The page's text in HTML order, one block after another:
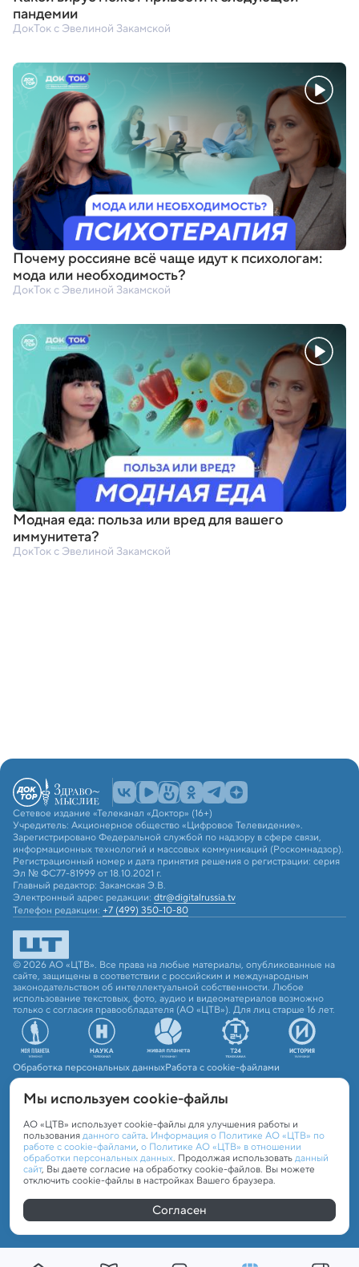
пандемии
ДокТок с Эвелиной Закамской
Почему россияне всё чаще идут к психологам:
мода или необходимость?
ДокТок с Эвелиной Закамской
Модная еда: польза или вред для вашего
иммунитета?
ДокТок с Эвелиной Закамской
Сетевое издание «Телеканал «Доктор» (16+)
Учредитель: Акционерное общество «Цифровое Телевидение».
Зарегистрировано Федеральной службой по надзору в сфере связи,
информационных технологий и массовых коммуникаций (Роскомнадзор).
Регистрационный номер и дата принятия решения о регистрации: серия
Эл № ФС77-81999 от 18.10.2021 г.
Главный редактор: Закамская Э.В.
Электронный адрес редакции: dtr@digitalrussia.tv
Телефон редакции: +7 (499) 350-10-80
© 2026 АО «ЦТВ». Все права на любые материалы, опубликованные на
сайте, защищены в соответствии с российским и международным
законодательством об интеллектуальной собственности. Любое
использование текстовых, фото, аудио и видеоматериалов возможно
только с согласия правообладателя (АО «ЦТВ»). Для лиц старше 16 лет.
Обработка персональных данныхРабота с cookie-файлами
Мы используем сookie-файлы
АО «ЦТВ» использует cookie-файлы для улучшения работы и
пользованияданного сайта. Информация о Политике АО «ЦТВ» по
работе с cookie-файлами, о Политике АО «ЦТВ» в отношении
обработки персональных данных. Продолжая использоватьданный
сайт, Вы даете согласие на обработку cookie-файлов. Вы можете
отключить cookie-файлы в настройках Вашего браузера.
Согласен